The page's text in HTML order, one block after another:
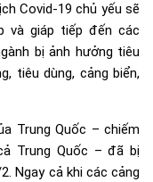
Covid-19 chủ yếu sẽ
và giáp tiếp đến các
bị ảnh hưởng tiêu
tiêu dùng, cảng biển,
Trung Quốc – chiếm
Trung Quốc – đã bị
Ngay cả khi các cảng